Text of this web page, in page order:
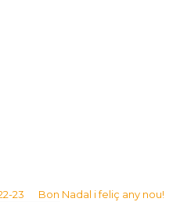
23 Bon Nadal i feliç any nou!